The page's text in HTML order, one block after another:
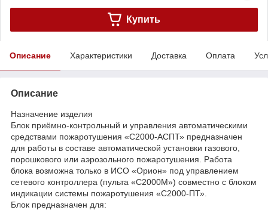
Купить
Описание Характеристики Доставка Оплата
Описание
Назначение изделия
Блок приёмно-контрольный и управления автоматическими
средствами пожаротушения «С2000-АСПТ» предназначен
для работы в составе автоматической установки газового,
порошкового или аэрозольного пожаротушения. Работа
блока возможна только в ИСО «Орион» под управлением
сетевого контроллера (пульта «С2000М») совместно с блоком
индикации системы пожаротушения «С2000-ПТ».
Блок предназначен для: